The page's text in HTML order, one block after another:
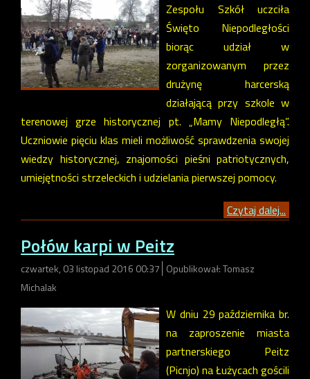
Zespołu Szkół uczciła
Święto Niepodległości
biorąc udział w
zorganizowanym przez
drużynę harcerską
działającą przy szkole w
terenowej grze historycznej pt. „Mamy Niepodległą”.
Uczniowie pięciu klas mieli możliwość sprawdzenia swojej
wiedzy historycznej, znajomości pieśni patriotycznych,
umiejętności strzeleckich i udzielania pierwszej pomocy.
Czytaj dalej...
Połów karpi w Peitz
czwartek, 03 listopad 2016 00:37 Opublikował: Tomasz
Michalak
W dniu 29 października br.
na zaproszenie miasta
partnerskiego Peitz
(Picnjo) na Łużycach gościli